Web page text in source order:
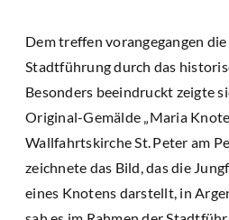
Dem treffen vorangegangen
Stadtführung durch das
Besonders beeindruckt zeigte
Original-Gemälde „Maria
Wallfahrtskirche St. Peter am
zeichnete das Bild, das die
eines Knotens darstellt, in